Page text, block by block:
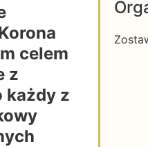
celem
z
każdy z